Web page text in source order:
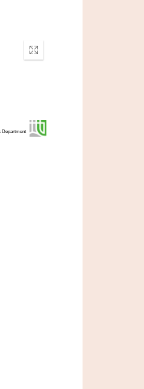
Enter
fullscreen
Department